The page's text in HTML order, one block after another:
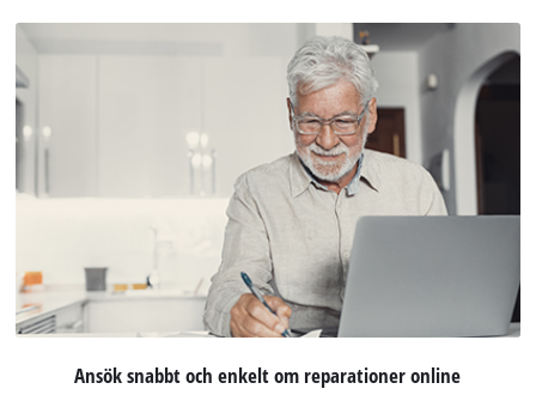
Ansök snabbt och enkelt om reparationer online